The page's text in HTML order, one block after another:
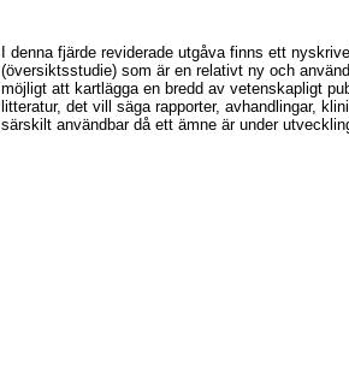
I denna fjärde reviderade utgåva finns ett
(översiktsstudie) som är en relativt ny och
möjligt att kartlägga en bredd av vetenskapligt
litteratur, det vill säga rapporter, avhandlingar,
särskilt användbar då ett ämne är under